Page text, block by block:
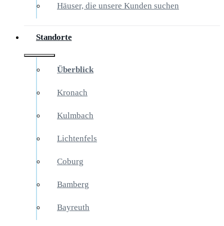
Häuser, die unsere Kunden suchen
Standorte
Überblick
Kronach
Kulmbach
Lichtenfels
Coburg
Bamberg
Bayreuth